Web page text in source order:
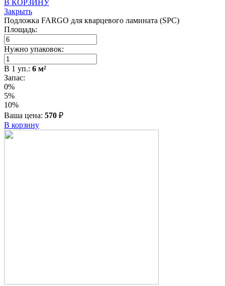
В КОРЗИНУ
Закрыть
Подложка FARGO для кварцевого ламината (SPC)
Площадь:
Нужно упаковок:
В 1 уп.: 6 м²
Запас:
0%
5%
10%
Ваша цена: 570 ₽
В корзину